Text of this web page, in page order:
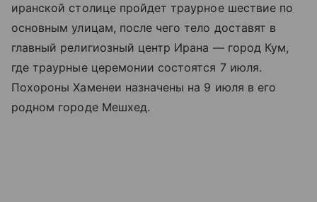
иранской столице пройдет траурное шествие по
основным улицам, после чего тело доставят в
главный религиозный центр Ирана — город Кум,
где траурные церемонии состоятся 7 июля.
Похороны Хаменеи назначены на 9 июля в его
родном городе Мешхед.